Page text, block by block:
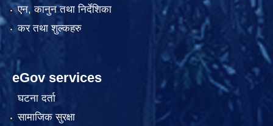
एन, कानुन तथा निर्देशिका
कर तथा शुल्कहरु
eGov services
घटना दर्ता
सामाजिक सुरक्षा